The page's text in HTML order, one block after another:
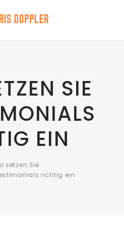
SIE
EIN
setzen Sie
richtig ein